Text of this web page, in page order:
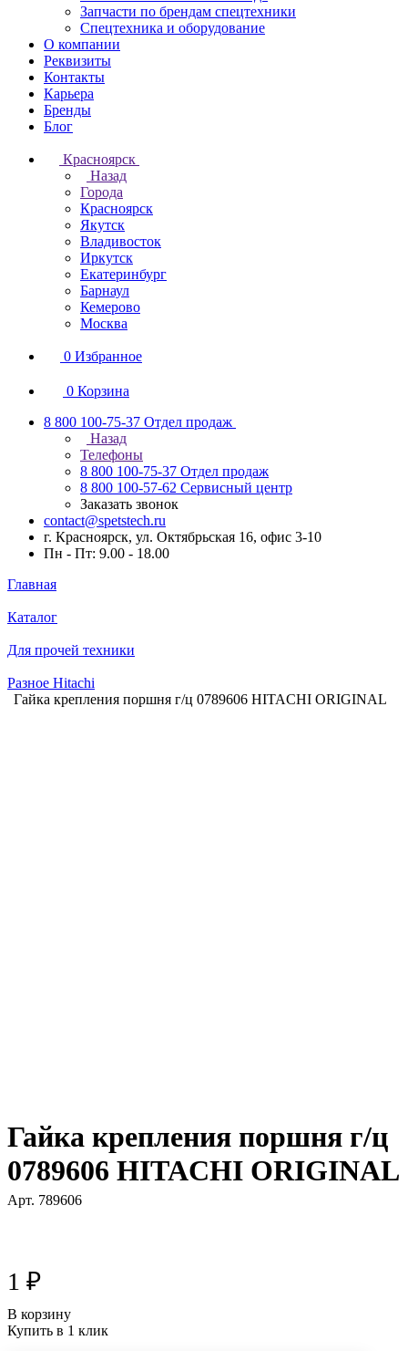
Запчасти по брендам спецтехники
Спецтехника и оборудование
О компании
Реквизиты
Контакты
Карьера
Бренды
Блог
Красноярск
Назад
Города
Красноярск
Якутск
Владивосток
Иркутск
Екатеринбург
Барнаул
Кемерово
Москва
0 Избранное
0 Корзина
8 800 100-75-37 Отдел продаж
Назад
Телефоны
8 800 100-75-37 Отдел продаж
8 800 100-57-62 Сервисный центр
Заказать звонок
contact@spetstech.ru
г. Красноярск, ул. Октябрьская 16, офис 3-10
Пн - Пт: 9.00 - 18.00
Главная
Каталог
Для прочей техники
Разное Hitachi
Гайка крепления поршня г/ц 0789606 HITACHI ORIGINAL
Гайка крепления поршня г/ц
0789606 HITACHI ORIGINAL
Арт. 789606
1 ₽
В корзину
Купить в 1 клик